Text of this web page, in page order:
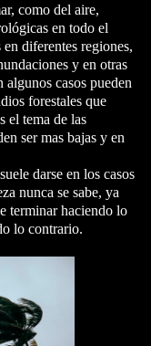
como del aire,
en todo el
diferentes regiones,
y en otras
algunos casos pueden
forestales que
el tema de las
ser mas bajas y en
darse en los casos
nunca se sabe, ya
terminar haciendo lo
lo contrario.